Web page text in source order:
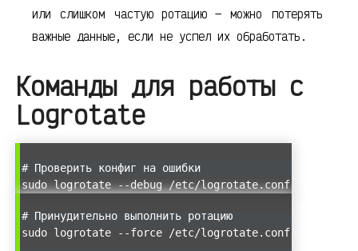
или слишком частую ротацию — можно потерять
важные данные, если не успел их обработать.
Команды для работы с
Logrotate
# Проверить конфиг на ошибки
sudo logrotate --debug /etc/logrotate.conf
# Принудительно выполнить ротацию
sudo logrotate --force /etc/logrotate.conf